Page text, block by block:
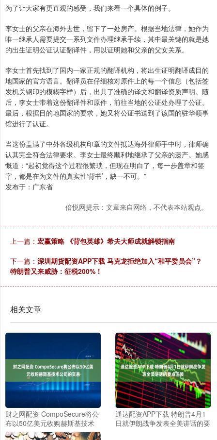
为了让大家有更直观的感受，我们来看一个具体的例子。
李女士的父亲在海外去世，留下了一处房产。根据当地法律，她作为
唯一继承人需要提交一系列文件办理继承手续，其中最关键的就是她
的出生证明公证认证翻译件，用以证明她和父亲的父女关系。
李女士首先找到了国内一家正规的翻译机构，将出生证明翻译成目的
地国家的官方语言。翻译员在仔细核对原件上的每一个信息（包括签
发机关钢印的模糊字样）后，出具了准确的译文和翻译资质声明。随
后，李女士带着这份翻译件和原件，前往当地的公证处办理了公证。
最后，根据目的地国家的要求，她又将公证书送到了该国的驻华领事
馆进行了认证。
当这份盖满了中外各级机构印章的文件抵达海外律师手中时，律师确
认其完全符合法律要求。李女士最终顺利地继承了父亲的遗产。她感
慨道：“起初觉得这个过程很繁琐，但现在明白了，每一步盖章和签
字，都是在为文件的真实性‘背书’，缺一不可。”
发布于：广东省
倍悦网提示：文章来自网络，不代表本站观点。
上一篇： 宏赢策略 《背包英雄》希夫大师成就解锁指南
下一篇： 深圳期货配资APP下载 马克龙拒绝加入“和平委员会”？
特朗普又来威胁：征税200%！
相关文章
财之网配资 CompoSecure将公
布以50亿美元收购赫斯基技术
公司的交易
通达配资APP下载 特朗普4月1
日就伊朗战争发表全美讲话的要